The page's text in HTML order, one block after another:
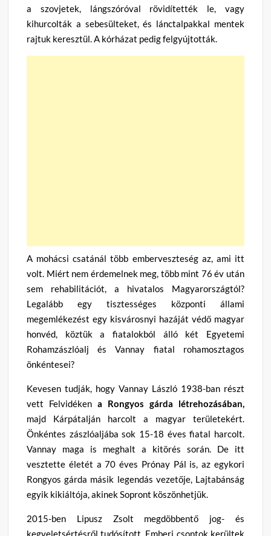
a szovjetek, lángszóróval rövidítették le, vagy
kihurcolták a sebesülteket, és lánctalpakkal mentek
rajtuk keresztül. A kórházat pedig felgyújtották.
A mohácsi csatánál több emberveszteség az, ami itt
volt. Miért nem érdemelnek meg, több mint 76 év után
sem rehabilitációt, a hivatalos Magyarországtól?
Legalább egy tisztességes központi állami
megemlékezést egy kisvárosnyi hazáját védő magyar
honvéd, köztük a fiatalokból álló két Egyetemi
Rohamzászlóalj és Vannay fiatal rohamosztagos
önkéntesei?
Kevesen tudják, hogy Vannay László 1938-ban részt
vett Felvidékena Rongyos gárda létrehozásában,
majd Kárpátalján harcolt a magyar területekért.
Önkéntes zászlóaljába sok 15-18 éves fiatal harcolt.
Vannay maga is meghalt a kitörés során. De itt
vesztette életét a 70 éves Prónay Pál is, az egykori
Rongyos gárda másik legendás vezetője, Lajtabánság
egyik kikiáltója, akinek Sopront köszönhetjük.
2015-ben Lipusz Zsolt megdöbbentő jog- és